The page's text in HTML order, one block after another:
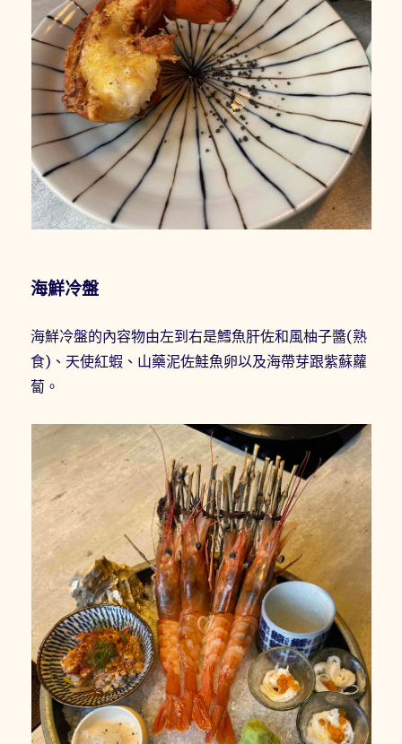
海鮮冷盤
海鮮冷盤的內容物由左到右是鱈魚肝佐和風柚子醬(熟
食)、天使紅蝦、山藥泥佐鮭魚卵以及海帶芽跟紫蘇蘿
蔔。